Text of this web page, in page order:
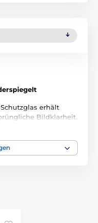
erhält
Bildklarheit.
Aussehen.